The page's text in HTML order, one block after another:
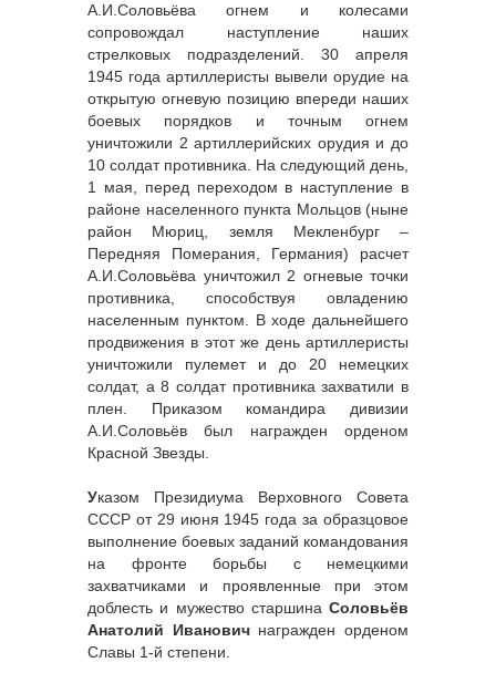
А.И.Соловьёва огнем и колесами
сопровождал наступление наших
стрелковых подразделений. 30 апреля
1945 года артиллеристы вывели орудие на
открытую огневую позицию впереди наших
боевых порядков и точным огнем
уничтожили 2 артиллерийских орудия и до
10 солдат противника. На следующий день,
1 мая, перед переходом в наступление в
районе населенного пункта Мольцов (ныне
район Мюриц, земля Мекленбург –
Передняя Померания, Германия) расчет
А.И.Соловьёва уничтожил 2 огневые точки
противника, способствуя овладению
населенным пунктом. В ходе дальнейшего
продвижения в этот же день артиллеристы
уничтожили пулемет и до 20 немецких
солдат, а 8 солдат противника захватили в
плен. Приказом командира дивизии
А.И.Соловьёв был награжден орденом
Красной Звезды.
Указом Президиума Верховного Совета
СССР от 29 июня 1945 года за образцовое
выполнение боевых заданий командования
на фронте борьбы с немецкими
захватчиками и проявленные при этом
доблесть и мужество старшина Соловьёв
Анатолий Ивановичнагражден орденом
Славы 1-й степени.